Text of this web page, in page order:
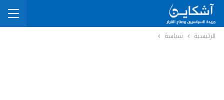
الرئيسية سياسة